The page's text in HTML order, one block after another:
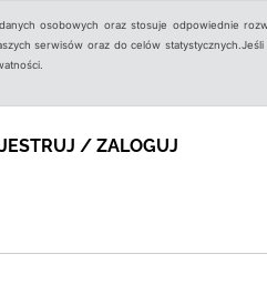
osobowych oraz stosuje odpowiednie
serwisów oraz do celów
/ ZALOGUJ